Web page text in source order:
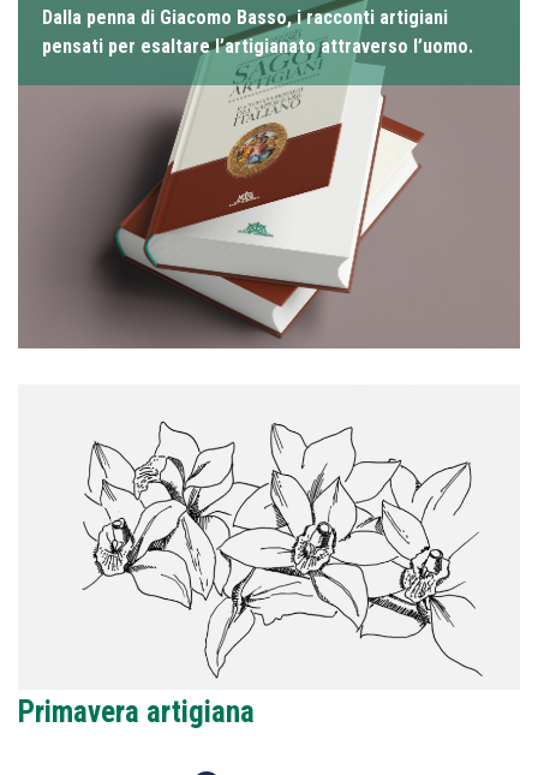
Dalla penna di Giacomo Basso, i racconti artigiani
pensati per esaltare l’artigianato attraverso l’uomo.
Primavera artigiana